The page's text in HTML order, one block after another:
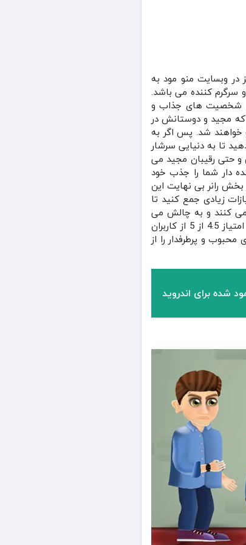
در وبسایت منو مود به
هیجان انگیز و سرگرم کننده می باشد.
با شخصیت های جذاب و
می باشد که مجید و دوستانش در
خواهند شد. پس اگر به
تا به دنیایی سرشار
حتی رقیبان مجید می
دار شما را جذب خود
رانر بی نهایت این
زیادی جمع کنید تا
می کنند و به چالش می
کشانند. گرافیک کارتونی بازی بسیار با کیفیت و جشم نواز و جالب می باشد.بازی مجید آقای گل 2: داستانی امتیاز 4.5 از 5 از کاربران
این بازی محبوب و پرطرفدار را از